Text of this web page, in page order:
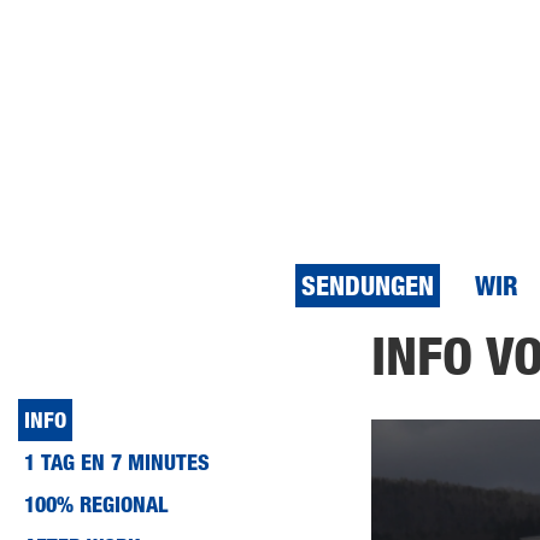
SENDUNGEN WIR
INFO
1 TAG EN 7 MINUTES
100% REGIONAL
INFO